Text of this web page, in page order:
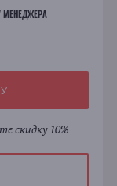
МЕНЕДЖЕРА
скидку 10%